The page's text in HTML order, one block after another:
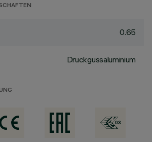
0.65
Druckgussaluminium